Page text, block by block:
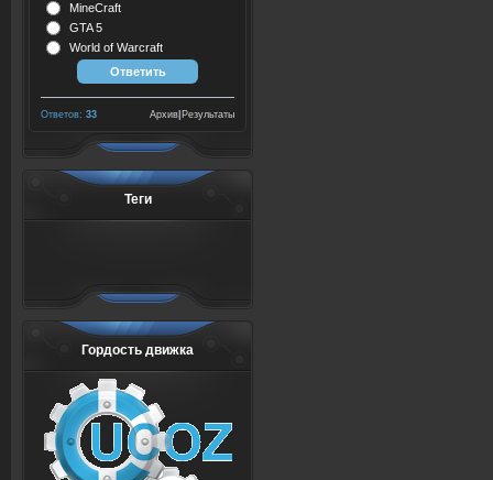
MineCraft
GTA 5
World of Warcraft
Ответов: 33 Результаты
Архив
Теги
Гордость движка